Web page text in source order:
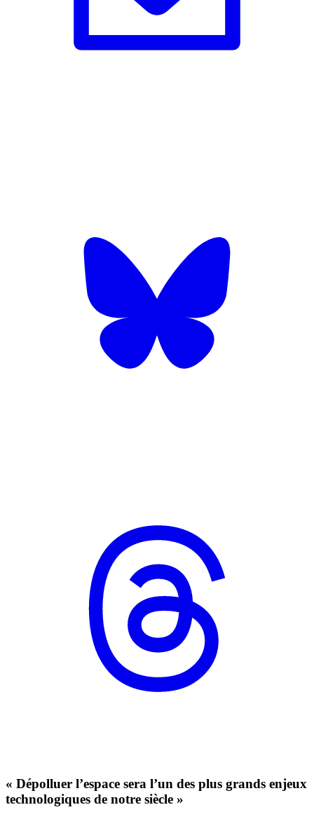
« Dépolluer l’espace sera l’un des plus grands enjeux
technologiques de notre siècle »